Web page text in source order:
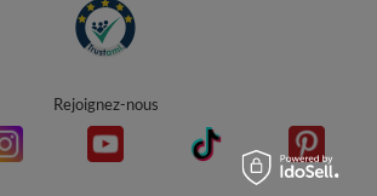
Rejoignez-nous